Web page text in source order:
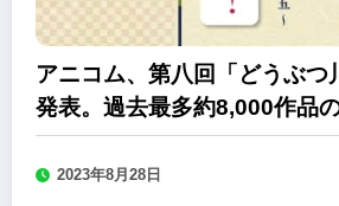
アニコム、第八回「どうぶつ
発表。過去最多約8,000作品
2023年8月28日